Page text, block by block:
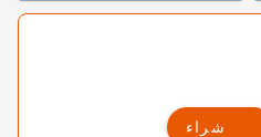
شراء